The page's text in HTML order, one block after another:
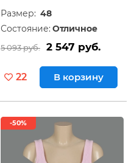
Размер: 48
Состояние: Отличное
5 093 руб. 2 547 руб.
22 В корзину
-50%